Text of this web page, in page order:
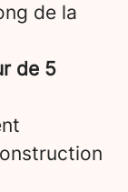
de la
de 5